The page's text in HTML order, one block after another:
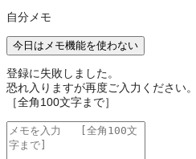
自分メモ
今日はメモ機能を使わない
登録に失敗しました。
恐れ入りますが再度ご入力ください。
［全角100文字まで］